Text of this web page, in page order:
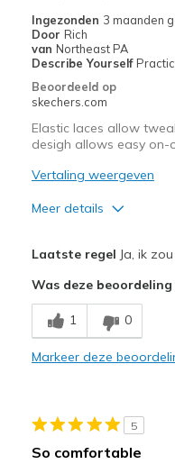
Going Out
Travel
Width
Sizing
View On Shoes
Ingezonden 3 maanden
Door Rich
van Northeast PA
Describe Yourself
Beoordeeld op
skechers.com
Elastic laces allow
desigh allows easy on-
Vertaling weergeven
Meer details
Comfortable
Width
Sizing
Laatste regel Ja, ik
Was deze
1 0
Markeer deze
5
So comfortable